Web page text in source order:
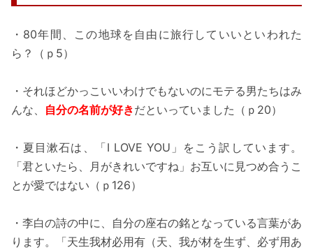
・80年間、この地球を自由に旅行していいといわれた
ら？（ｐ5）
・それほどかっこいいわけでもないのにモテる男たちはみ
んな、 自分の名前が好きだといっていました（ｐ20）
・夏目漱石は、「I LOVE YOU」をこう訳しています。
「君といたら、月がきれいですね」お互いに見つめ合うこ
とが愛ではない（ｐ126）
・李白の詩の中に、自分の座右の銘となっている言葉があ
ります。「天生我材必用有（天、我が材を生ず、必ず用あ